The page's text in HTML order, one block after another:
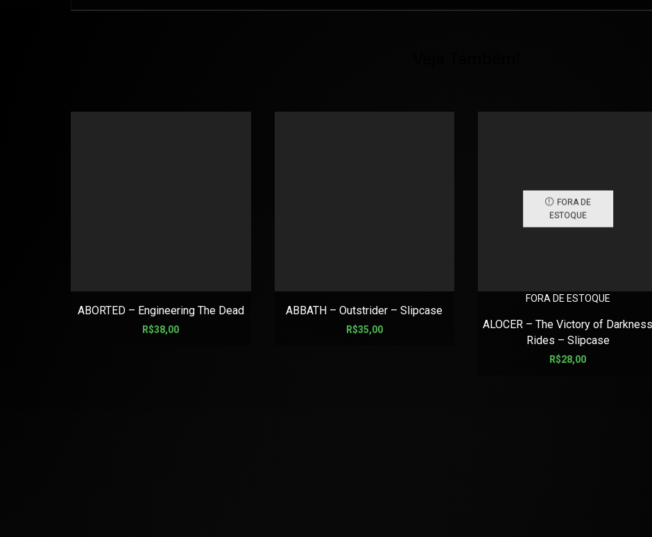
ABORTED – Engineering The Dead
R$38,00
ABBATH – Outstrider – Slipcase
R$35,00
FORA DE
ESTOQUE
FORA DE ESTOQUE
ALOCER – The Victory of Darkness
Rides – Slipcase
R$28,00